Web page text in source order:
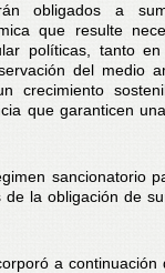
obligados a
que resulte
políticas, tanto
del medio
crecimiento
que garanticen
sancionatorio
la obligación de
a continuación